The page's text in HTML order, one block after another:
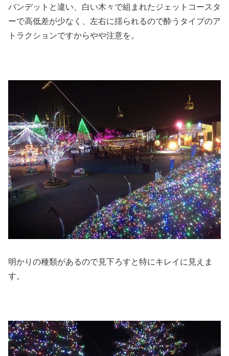
バンデットと違い、白い木々で組まれたジェットコースタ
ーで高低差が少なく、左右に揺られるので酔うタイプのア
トラクションですからやや注意を。
明かりの種類があるので見下ろすと特にキレイに見えま
す。